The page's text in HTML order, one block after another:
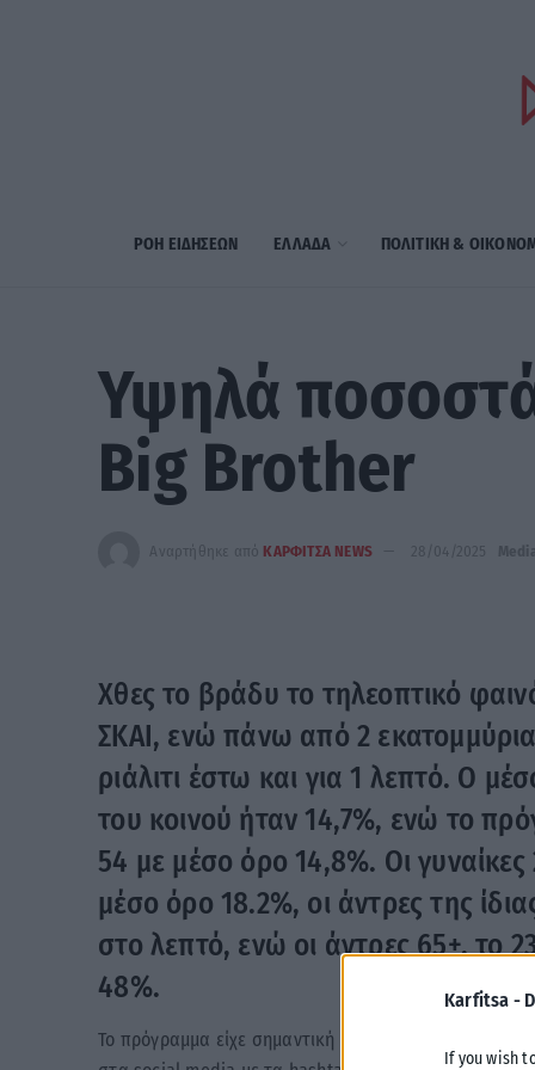
Karfitsa -
If you wish
ΡΟΗ ΕΙΔΗΣΕΩΝ ΕΛΛΑΔΑ ΠΟΛΙΤΙΚΗ &
Υψηλά
Big Brother
Αναρτήθηκε από ΚΑΡΦΙΤΣΑ NEWS 28/04/2025 Media
Χθες το βράδυ το τηλεοπτικό
ΣΚΑΙ, ενώ πάνω από 2
ριάλιτι έστω και για 1 λεπτό. Ο
του κοινού ήταν 14,7%, ενώ το
54 με μέσο όρο 14,8%. Οι γυναίκες
μέσο όρο 18.2%, οι άντρες της
στο λεπτό, ενώ οι άντρες 65+, το
48%.
Το πρόγραμμα είχε σημαντική αναμονή, ενώ από την